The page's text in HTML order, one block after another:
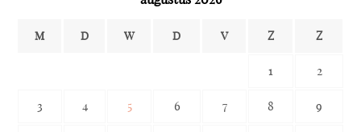
M D W D V Z Z
1 2
3 4 5 6 7 8 9